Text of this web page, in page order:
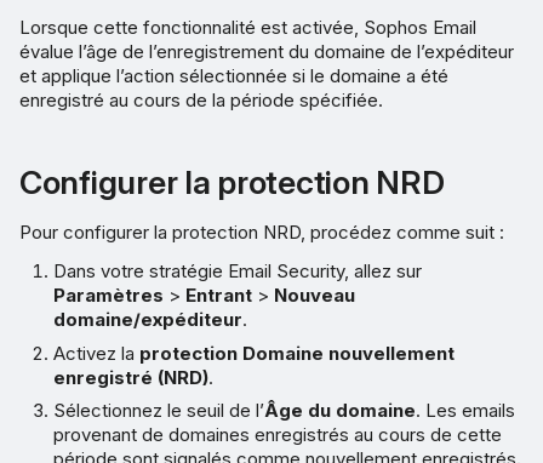
Lorsque cette fonctionnalité est activée, Sophos Email
évalue l’âge de l’enregistrement du domaine de l’expéditeur
et applique l’action sélectionnée si le domaine a été
enregistré au cours de la période spécifiée.
Configurer la protection NRD
Pour configurer la protection NRD, procédez comme suit :
Dans votre stratégie Email Security, allez sur
Paramètres > Entrant > Nouveau
domaine/expéditeur.
Activez la protection Domaine nouvellement
enregistré (NRD).
Sélectionnez le seuil de l’Âge du domaine. Les emails
provenant de domaines enregistrés au cours de cette